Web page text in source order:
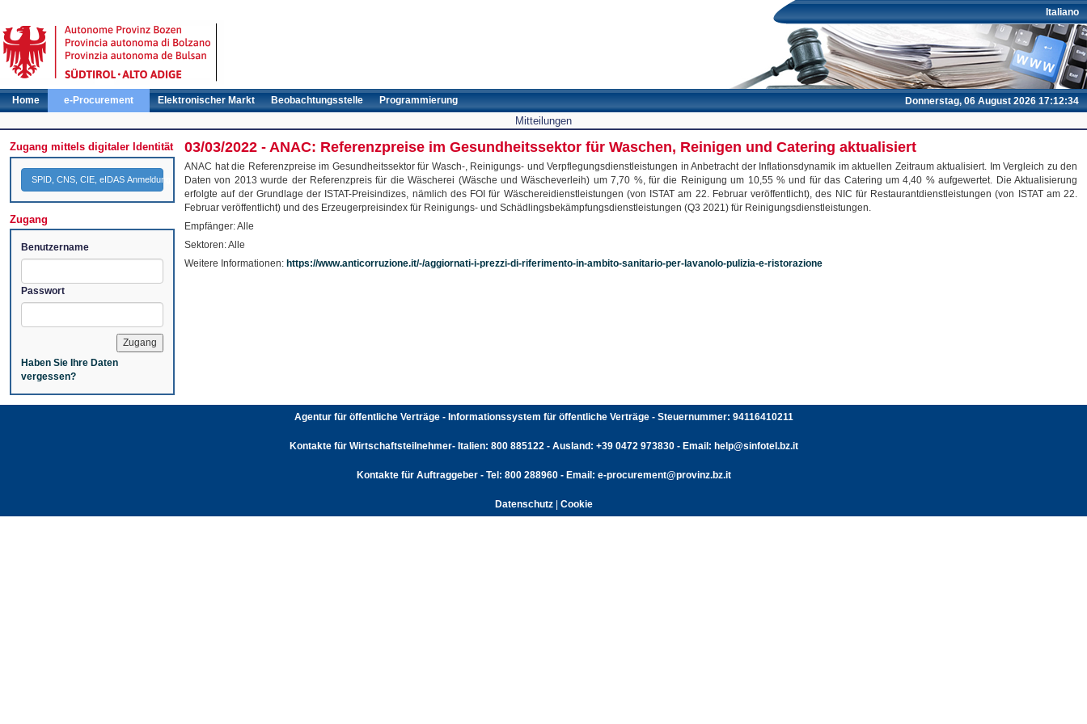
Italiano
Donnerstag, 06 August 2026 17:12:34
Home e-Procurement Elektronischer Markt Beobachtungsstelle Programmierung
Mitteilungen
Zugang mittels digitaler Identität
SPID, CNS, CIE, eIDAS Anmeldung
Zugang
Benutzername
Passwort
Haben Sie Ihre Daten
vergessen?
03/03/2022 - ANAC: Referenzpreise im Gesundheitssektor für Waschen, Reinigen und Catering aktualisiert
ANAC hat die Referenzpreise im Gesundheitssektor für Wasch-, Reinigungs- und Verpflegungsdienstleistungen in Anbetracht der Inflationsdynamik im aktuellen Zeitraum aktualisiert. Im Vergleich zu den
Daten von 2013 wurde der Referenzpreis für die Wäscherei (Wäsche und Wäscheverleih) um 7,70 %, für die Reinigung um 10,55 % und für das Catering um 4,40 % aufgewertet. Die Aktualisierung
erfolgte auf der Grundlage der ISTAT-Preisindizes, nämlich des FOI für Wäschereidienstleistungen (von ISTAT am 22. Februar veröffentlicht), des NIC für Restaurantdienstleistungen (von ISTAT am 22.
Februar veröffentlicht) und des Erzeugerpreisindex für Reinigungs- und Schädlingsbekämpfungsdienstleistungen (Q3 2021) für Reinigungsdienstleistungen.
Empfänger: Alle
Sektoren: Alle
Weitere Informationen: https://www.anticorruzione.it/-/aggiornati-i-prezzi-di-riferimento-in-ambito-sanitario-per-lavanolo-pulizia-e-ristorazione
Agentur für öffentliche Verträge - Informationssystem für öffentliche Verträge - Steuernummer: 94116410211
Kontakte für Wirtschaftsteilnehmer- Italien: 800 885122 - Ausland: +39 0472 973830 - Email: help@sinfotel.bz.it
Kontakte für Auftraggeber - Tel: 800 288960 - Email: e-procurement@provinz.bz.it
Datenschutz| Cookie